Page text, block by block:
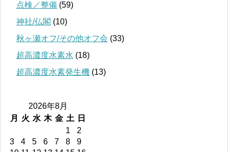
点検／整備 (59)
神社/仏閣 (10)
秋ヶ瀬オフ/その他オフ会 (33)
超高濃度水素水 (18)
超高濃度水素発生機 (13)
2026年8月
月
火 水 木 金 土
日
1
2
3
4 5 6 7 8
9